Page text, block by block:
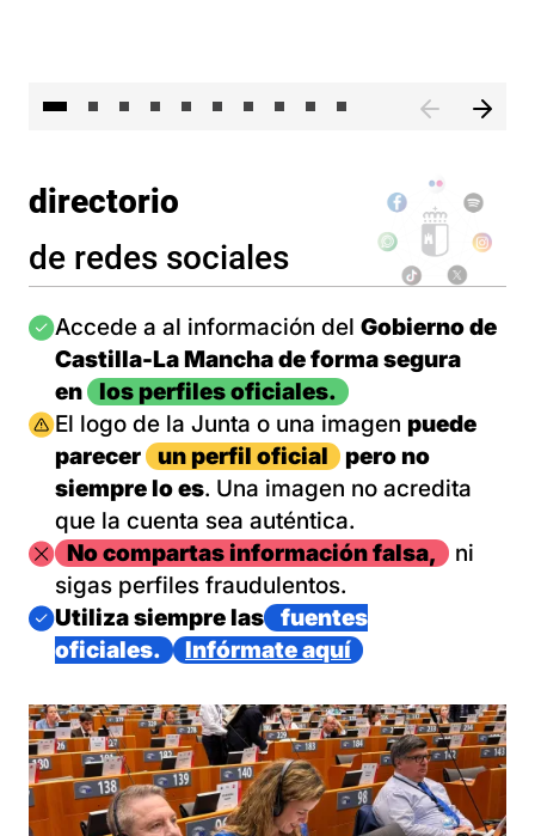
directorio
de redes sociales
Imagen
Accede a al información del Gobierno de
Castilla-La Mancha de forma segura
en
los perfiles oficiales.
Imagen
El logo de la Junta o una imagen puede
parecer
un perfil oficial
pero no
siempre lo es. Una imagen no acredita
que la cuenta sea auténtica.
ImagenNo compartas información falsa,
ni
sigas perfiles fraudulentos.
Imagen
Utiliza siempre las
fuentes
oficiales.
Infórmate aquí